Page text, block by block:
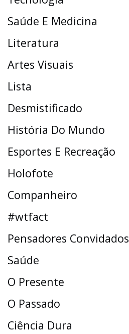
Saúde E Medicina
Literatura
Artes Visuais
Lista
Desmistificado
História Do Mundo
Esportes E Recreação
Holofote
Companheiro
#wtfact
Pensadores Convidados
Saúde
O Presente
O Passado
Ciência Dura